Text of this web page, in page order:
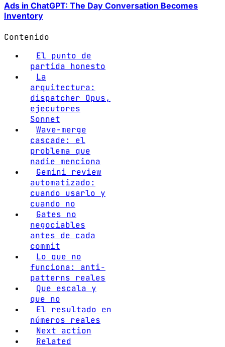
Ads in ChatGPT: The Day Conversation Becomes
Inventory
Contenido
El punto de
partida honesto
La
arquitectura:
dispatcher Opus,
ejecutores
Sonnet
Wave-merge
cascade: el
problema que
nadie menciona
Gemini review
automatizado:
cuando usarlo y
cuando no
Gates no
negociables
antes de cada
commit
Lo que no
funciona: anti-
patterns reales
Que escala y
que no
El resultado en
números reales
Next action
Related